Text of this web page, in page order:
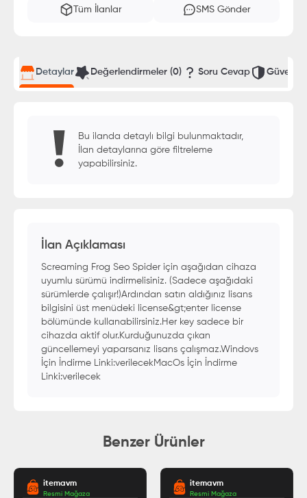
Tüm İlanlar SMS Gönder
Detaylar Değerlendirmeler (0) Soru Cevap Güvenli
Bu ilanda detaylı bilgi bulunmaktadır,
İlan detaylarına göre filtreleme
yapabilirsiniz.
İlan Açıklaması
Screaming Frog Seo Spider için aşağıdan cihaza
uyumlu sürümü indirmelisiniz. (Sadece aşağıdaki
sürümlerde çalışır!)Ardından satın aldığınız lisans
bilgisini üst menüdeki license&gt;enter license
bölümünde kullanabilirsiniz.Her key sadece bir
cihazda aktif olur.Kurduğunuzda çıkan
güncellemeyi yaparsanız lisans çalışmaz.Windovs
İçin İndirme Linki:verilecekMacOs İçin İndirme
Linki:verilecek
Benzer Ürünler
itemavm
Resmi Mağaza
itemavm
Resmi Mağaza